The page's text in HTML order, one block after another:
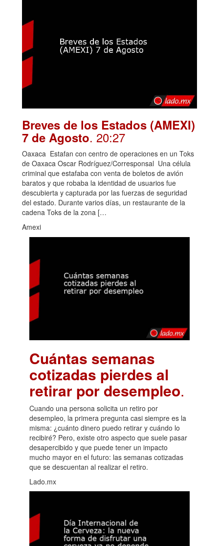
Breves de los Estados (AMEXI)
7 de Agosto. 20:27
Oaxaca Estafan con centro de operaciones en un Toks
de Oaxaca Oscar Rodríguez/Corresponsal Una célula
criminal que estafaba con venta de boletos de avión
baratos y que robaba la identidad de usuarios fue
descubierta y capturada por las fuerzas de seguridad
del estado. Durante varios días, un restaurante de la
cadena Toks de la zona […
Amexi
Cuántas semanas
cotizadas pierdes al
retirar por desempleo.
Cuando una persona solicita un retiro por
desempleo, la primera pregunta casi siempre es la
misma: ¿cuánto dinero puedo retirar y cuándo lo
recibiré? Pero, existe otro aspecto que suele pasar
desapercibido y que puede tener un impacto
mucho mayor en el futuro: las semanas cotizadas
que se descuentan al realizar el retiro.
Lado.mx